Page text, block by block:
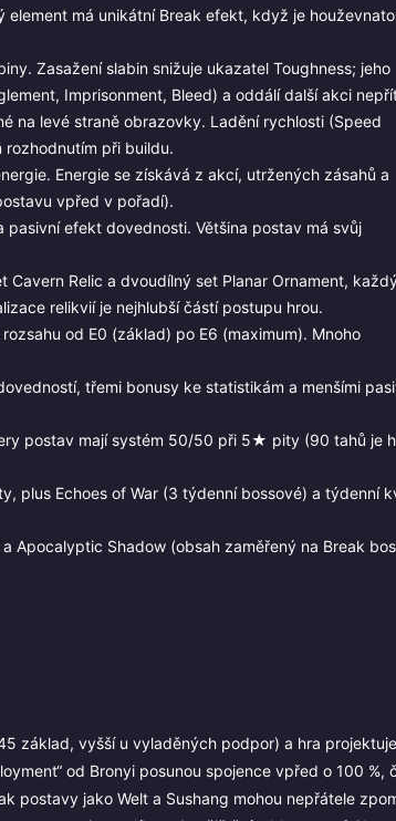
element má unikátní Break efekt, když je
Zasažení slabin snižuje ukazatel Toughness; jeho
Imprisonment, Bleed) a oddálí další akci
na levé straně obrazovky. Ladění rychlosti (Speed
při buildu.
Energie se získává z akcí, utržených zásahů a
vpřed v pořadí).
efekt dovednosti. Většina postav má svůj
Relic a dvoudílný set Planar Ornament,
relikvií je nejhlubší částí postupu hrou.
od E0 (základ) po E6 (maximum). Mnoho
třemi bonusy ke statistikám a menšími
postav mají systém 50/50 při 5★ pity (90 tahů je
plus Echoes of War (3 týdenní bossové) a týdenní
Apocalyptic Shadow (obsah zaměřený na Break
základ, vyšší u vyladěných podpor) a hra projektuje
od Bronyi posunou spojence vpřed o 100 %,
jako Welt a Sushang mohou nepřátele